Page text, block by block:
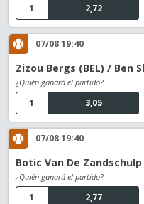
2,72
1
07/08 19:40
Zizou Bergs (BEL) / Ben
¿Quién ganará el partido?
3,05
1
07/08 19:40
Botic Van De
¿Quién ganará el partido?
2,77
1